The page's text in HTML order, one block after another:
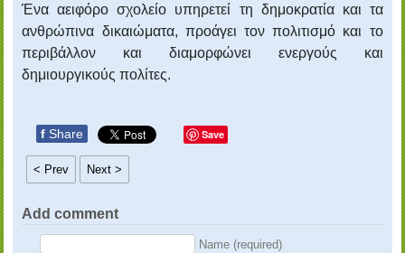
Ένα αειφόρο σχολείο υπηρετεί τη δημοκρατία και τα
ανθρώπινα δικαιώματα, προάγει τον πολιτισμό και το
περιβάλλον και διαμορφώνει ενεργούς και
δημιουργικούς πολίτες.
f Share Save
< Prev Next >
Add comment
Name (required)